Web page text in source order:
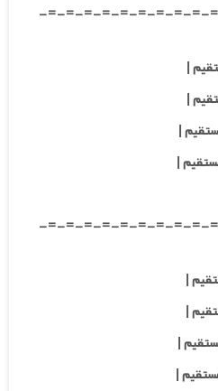
-=-=-=-=-=-=-=-=-=-
-=-=-=-=-=-=-=-=-=-